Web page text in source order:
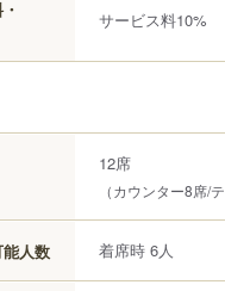
サービス料10%
12席
（カウンター8席/
人数 着席時 6人